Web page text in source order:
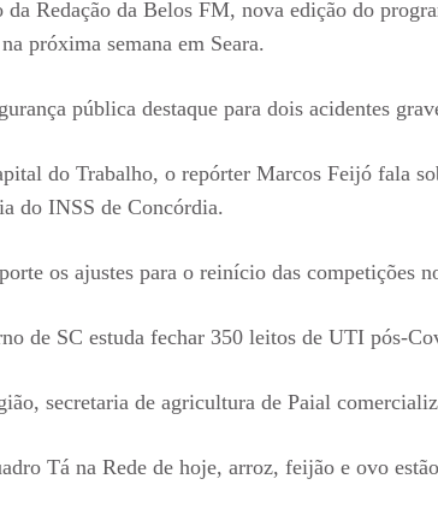
da Redação da Belos FM, nova edição do
próxima semana em Seara.
pública destaque para dois acidentes
do Trabalho, o repórter Marcos Feijó fala
do INSS de Concórdia.
os ajustes para o reinício das competições
de SC estuda fechar 350 leitos de UTI pós-
secretaria de agricultura de Paial
Tá na Rede de hoje, arroz, feijão e ovo